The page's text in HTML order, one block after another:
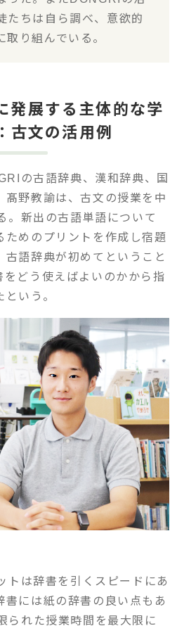
たちは自ら調べ、意欲的
取り組んでいる。
発展する主体的な学
古文の活用例
の古語辞典、漢和辞典、国
髙野教諭は、古文の授業を中
。新出の古語単語について
ためのプリントを作成し宿題
古語辞典が初めてということ
をどう使えばよいのかから指
いう。
トは辞書を引くスピードにあ
書には紙の辞書の良い点もあ
られた授業時間を最大限に